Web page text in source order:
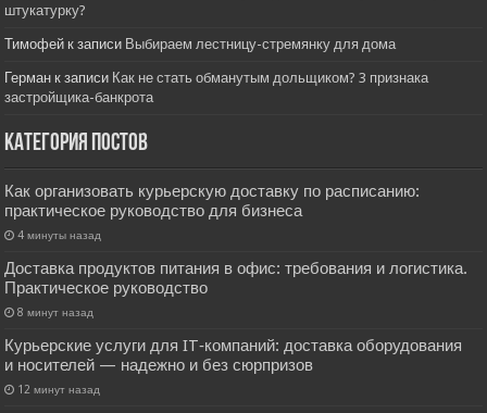
штукатурку?
Тимофей к записи Выбираем лестницу-стремянку для дома
Герман к записи Как не стать обманутым дольщиком? 3 признака
застройщика-банкрота
Категория постов
Как организовать курьерскую доставку по расписанию:
практическое руководство для бизнеса
4 минуты назад
Доставка продуктов питания в офис: требования и логистика.
Практическое руководство
8 минут назад
Курьерские услуги для IT‑компаний: доставка оборудования
и носителей — надежно и без сюрпризов
12 минут назад